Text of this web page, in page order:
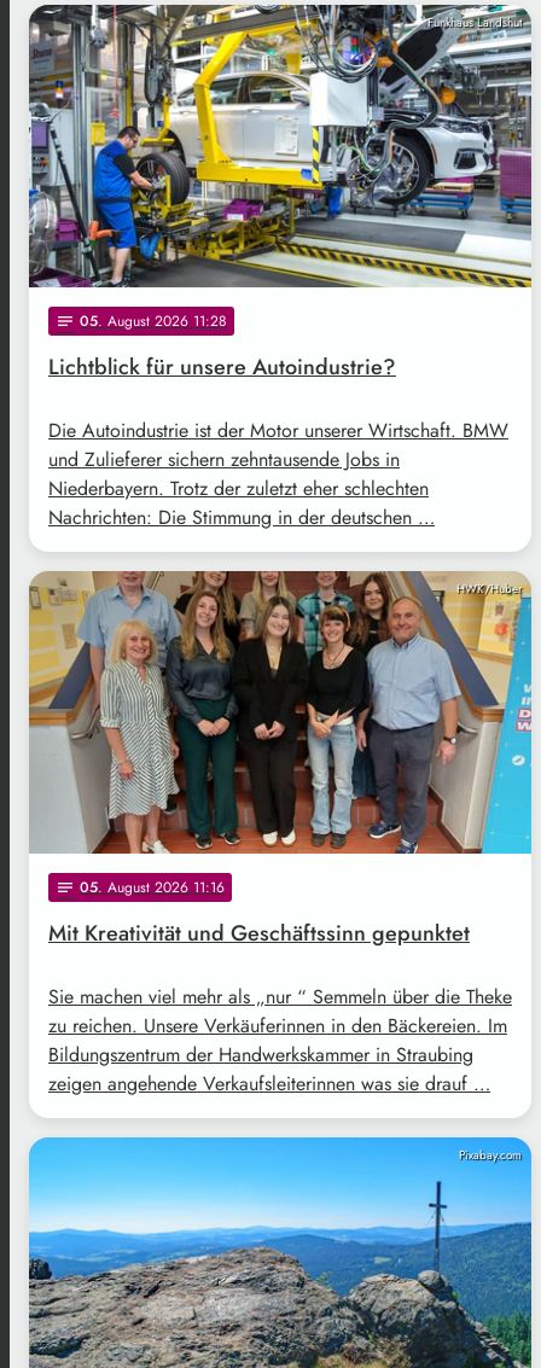
Funkhaus Landshut
notes 05. August 2026 11:28
Lichtblick für unsere Autoindustrie?
Die Autoindustrie ist der Motor unserer Wirtschaft. BMW
und Zulieferer sichern zehntausende Jobs in
Niederbayern. Trotz der zuletzt eher schlechten
Nachrichten: Die Stimmung in der deutschen …
HWK/Huber
notes 05. August 2026 11:16
Mit Kreativität und Geschäftssinn gepunktet
Sie machen viel mehr als „nur “ Semmeln über die Theke
zu reichen. Unsere Verkäuferinnen in den Bäckereien. Im
Bildungszentrum der Handwerkskammer in Straubing
zeigen angehende Verkaufsleiterinnen was sie drauf …
Pixabay.com